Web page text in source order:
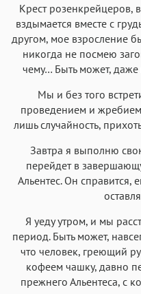
Крест розенкрейцеров,
вздымается вместе с
другом, мое взросление
никогда не посмею
чему… Быть может,
Мы и без того
проведением и
лишь случайность,
Завтра я выполню
перейдет в
Альентес. Он справится,
Я уеду утром, и мы
период. Быть может,
что человек, греющий
кофеем чашку, давно
прежнего Альентеса, с